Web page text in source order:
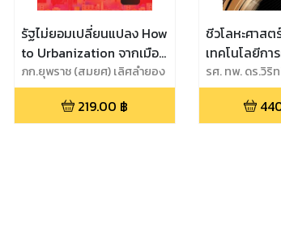
รัฐไม่ยอมเปลี่ยนแปลง How
to Urbanization จากเมือง
ธรรมดา...สู่...ไม่ธรรมดา
ถอดบทเรียน “ผู้นำ” นำการ
เปลี่ยนแปลงแบบฉบับ
ภก.ยุพราช (สมยศ) เลิศลำยอง
219.00 ฿
ชีวโลหะศาสต
เทคโนโลยีก
เนื้อวัสดุสำห
กรรม Biometallic
Science &
รศ. ทพ. ดร.วิ
พงศ์